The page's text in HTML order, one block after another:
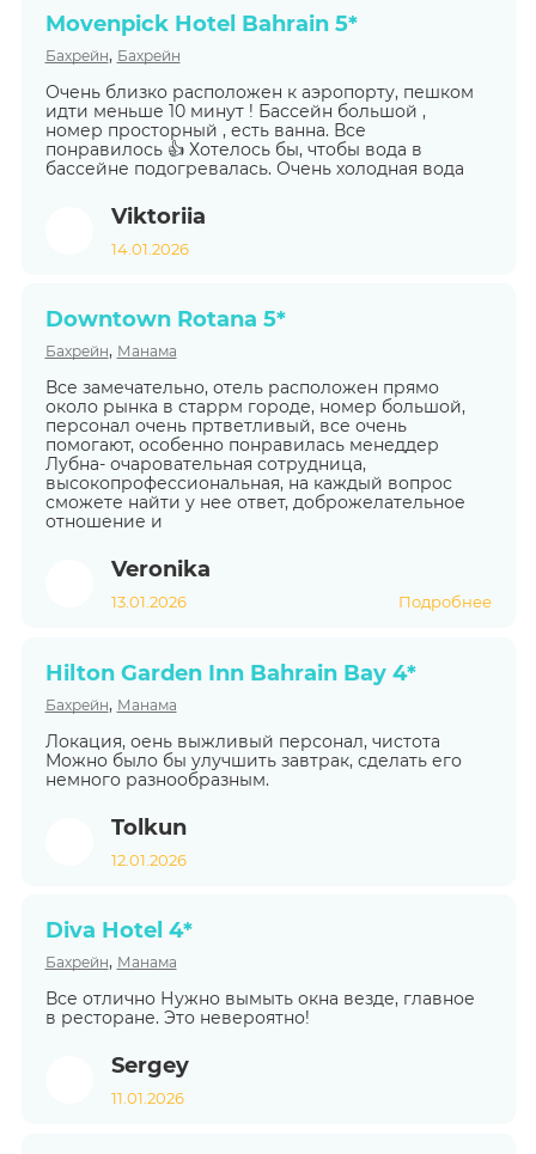
Movenpick Hotel Bahrain 5*
Бахрейн, Бахрейн
Очень близко расположен к аэропорту, пешком
идти меньше 10 минут ! Бассейн большой ,
номер просторный , есть ванна. Все
понравилось 👍 Хотелось бы, чтобы вода в
бассейне подогревалась. Очень холодная вода
Viktoriia
14.01.2026
Downtown Rotana 5*
Бахрейн, Манама
Все замечательно, отель расположен прямо
около рынка в старрм городе, номер большой,
персонал очень пртветливый, все очень
помогают, особенно понравилась менеддер
Лубна- очаровательная сотрудница,
высокопрофессиональная, на каждый вопрос
сможете найти у нее ответ, доброжелательное
отношение и
Veronika
13.01.2026 Подробнее
Hilton Garden Inn Bahrain Bay 4*
Бахрейн, Манама
Локация, оень выжливый персонал, чистота
Можно было бы улучшить завтрак, сделать его
немного разнообразным.
Tolkun
12.01.2026
Diva Hotel 4*
Бахрейн, Манама
Все отлично Нужно вымыть окна везде, главное
в ресторане. Это невероятно!
Sergey
11.01.2026